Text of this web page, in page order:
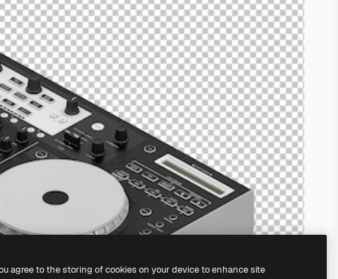
agree to the storing of cookies on your device to enhance site